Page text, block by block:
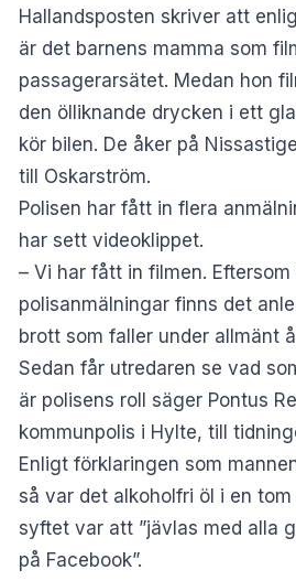
Hallandsposten skriver att
är det barnens mamma som
passagerarsätet. Medan hon
den ölliknande drycken i ett
kör bilen. De åker på
till Oskarström.
Polisen har fått in flera
har sett videoklippet.
– Vi har fått in filmen.
polisanmälningar finns det
brott som faller under allmänt
Sedan får utredaren se vad
är polisens roll säger Pontus
kommunpolis i Hylte, till
Enligt förklaringen som
så var det alkoholfri öl i en
syftet var att ”jävlas med alla
på Facebook”.